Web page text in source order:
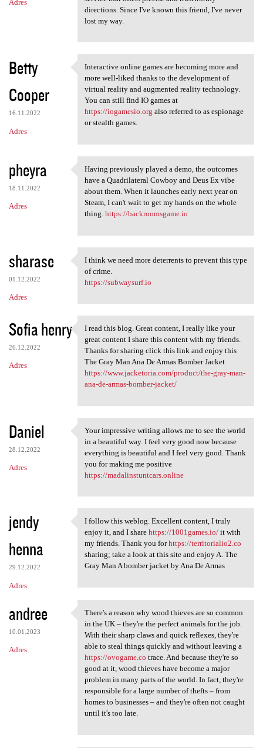
Adres
directions. Since I've known this friend, I've never
lost my way.
Betty
Cooper
16.11.2022
Adres
Interactive online games are
Interactive online games are becoming more and
more well-liked thanks to the development of
virtual reality and augmented reality technology.
You can still find IO games at
https://iogamesio.org also referred to as espionage
or stealth games.
pheyra
18.11.2022
Adres
Having previously played a
Having previously played a demo, the outcomes
have a Quadrilateral Cowboy and Deus Ex vibe
about them. When it launches early next year on
Steam, I can't wait to get my hands on the whole
thing. https://backroomsgame.io
sharase
01.12.2022
Adres
I think we need more
I think we need more deterrents to prevent this type
of crime.
https://subwaysurf.io
Sofia henry
26.12.2022
Adres
I read this blog. Great
I read this blog. Great content, I really like your
great content I share this content with my friends.
Thanks for sharing click this link and enjoy this
The Gray Man Ana De Armas Bomber Jacket
https://www.jacketoria.com/product/the-gray-man-
ana-de-armas-bomber-jacket/
Daniel
28.12.2022
Adres
Your impressive writing
Your impressive writing allows me to see the world
in a beautiful way. I feel very good now because
everything is beautiful and I feel very good. Thank
you for making me positive
https://madalinstuntcars.online
jendy
henna
29.12.2022
Adres
I follow this weblog.
I follow this weblog. Excellent content, I truly
enjoy it, and I share https://1001games.io/it with
my friends. Thank you forhttps://territorialio2.co
sharing; take a look at this site and enjoy A. The
Gray Man A bomber jacket by Ana De Armas
andree
10.01.2023
Adres
There's a reason why wood
There's a reason why wood thieves are so common
in the UK – they're the perfect animals for the job.
With their sharp claws and quick reflexes, they're
able to steal things quickly and without leaving a
https://ovogame.co trace. And because they're so
good at it, wood thieves have become a major
problem in many parts of the world. In fact, they're
responsible for a large number of thefts – from
homes to businesses – and they're often not caught
until it's too late.